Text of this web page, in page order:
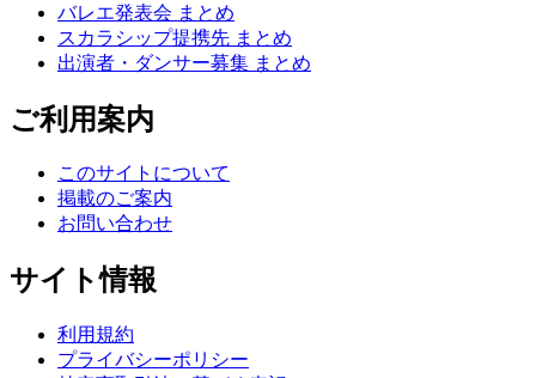
バレエ発表会 まとめ
スカラシップ提携先 まとめ
出演者・ダンサー募集 まとめ
ご利用案内
このサイトについて
掲載のご案内
お問い合わせ
サイト情報
利用規約
プライバシーポリシー